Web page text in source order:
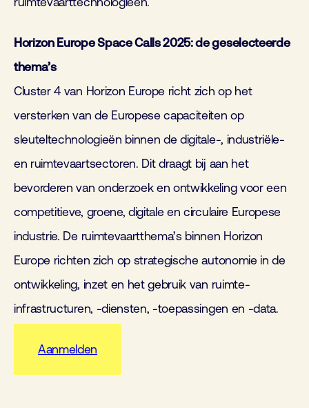
Horizon Europe Space Calls 2025: de geselecteerde
thema’s
Cluster 4 van Horizon Europe richt zich op het
versterken van de Europese capaciteiten op
sleuteltechnologieën binnen de digitale-, industriële-
en ruimtevaartsectoren. Dit draagt bij aan het
bevorderen van onderzoek en ontwikkeling voor een
competitieve, groene, digitale en circulaire Europese
industrie. De ruimtevaartthema’s binnen Horizon
Europe richten zich op strategische autonomie in de
ontwikkeling, inzet en het gebruik van ruimte-
infrastructuren, -diensten, -toepassingen en -data.
Aanmelden